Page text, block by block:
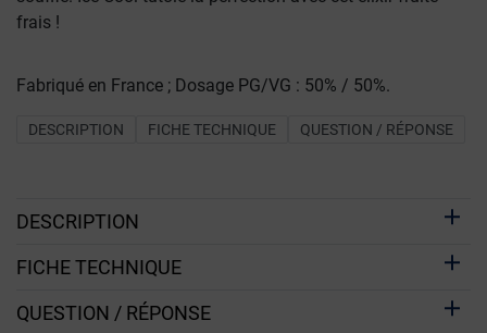
frais !
Fabriqué en France ; Dosage PG/VG : 50% / 50%.
DESCRIPTION FICHE TECHNIQUE QUESTION / RÉPONSE
DESCRIPTION
FICHE TECHNIQUE
QUESTION / RÉPONSE